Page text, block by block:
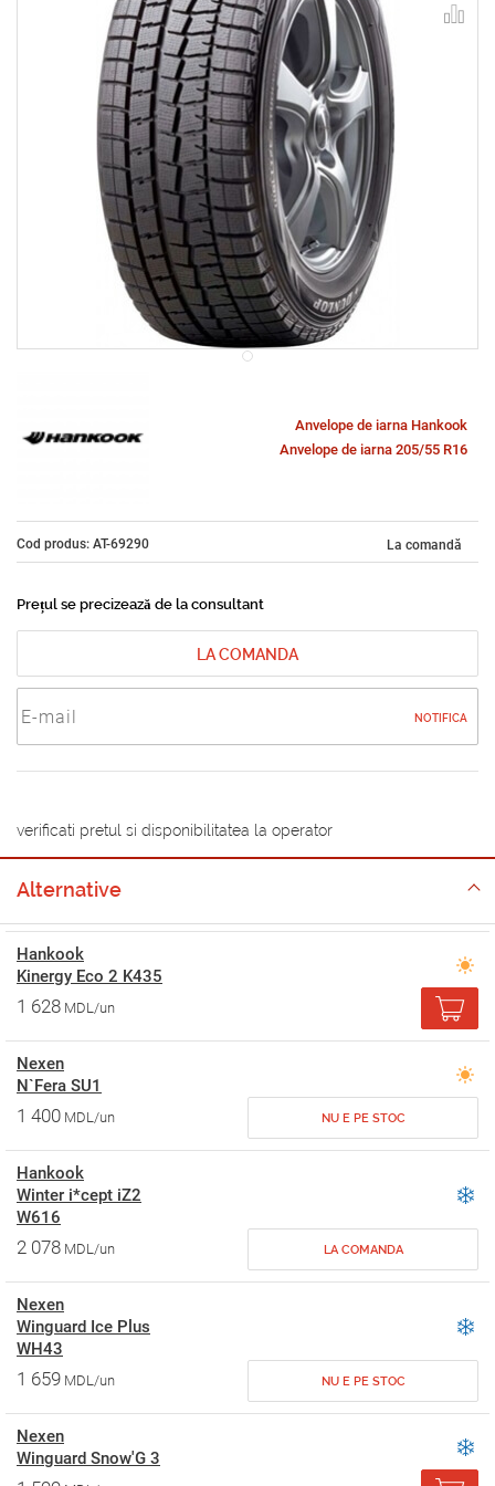
Anvelope de iarna Hankook
Anvelope de iarna 205/55 R16
Cod produs: AT-69290 La comandă
Prețul se precizează de la consultant
LA COMANDA
NOTIFICA
verificati pretul si disponibilitatea la operator
Alternative
Hankook
Kinergy Eco 2 K435
1 628 MDL/un
Nexen
N`Fera SU1
1 400 MDL/un NU E PE STOC
Hankook
Winter i*cept iZ2
W616
2 078 MDL/un LA COMANDA
Nexen
Winguard Ice Plus
WH43
1 659 MDL/un NU E PE STOC
Nexen
Winguard Snow'G 3